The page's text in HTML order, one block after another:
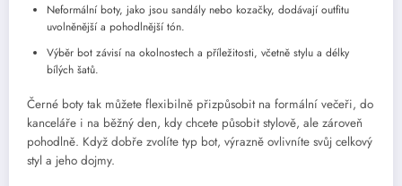
Neformální boty, jako jsou sandály nebo kozačky, dodávají outfitu
uvolněnější a pohodlnější tón.
Výběr bot závisí na okolnostech a příležitosti, včetně stylu a délky
bílých šatů.
Černé boty tak můžete flexibilně přizpůsobit na formální večeři, do
kanceláře i na běžný den, kdy chcete působit stylově, ale zároveň
pohodlně. Když dobře zvolíte typ bot, výrazně ovlivníte svůj celkový
styl a jeho dojmy.